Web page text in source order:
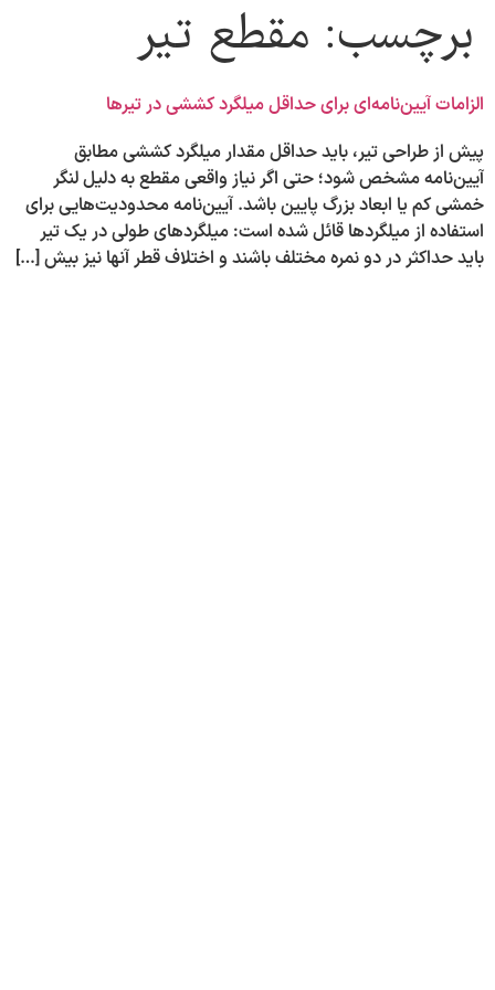
برچسب: مقطع تیر
الزامات آیین‌نامه‌ای برای حداقل میلگرد کششی در تیرها
پیش از طراحی تیر، باید حداقل مقدار میلگرد کششی مطابق
آیین‌نامه مشخص شود؛ حتی اگر نیاز واقعی مقطع به دلیل لنگر
خمشی کم یا ابعاد بزرگ پایین باشد. آیین‌نامه محدودیت‌هایی برای
استفاده از میلگردها قائل شده است: میلگردهای طولی در یک تیر
باید حداکثر در دو نمره مختلف باشند و اختلاف قطر آنها نیز بیش […]